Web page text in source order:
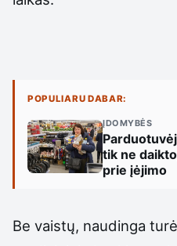
POPULIARU DABAR:
ĮDOMYBĖS
tik ne
prie įėjimo
Be vaistų, naudinga